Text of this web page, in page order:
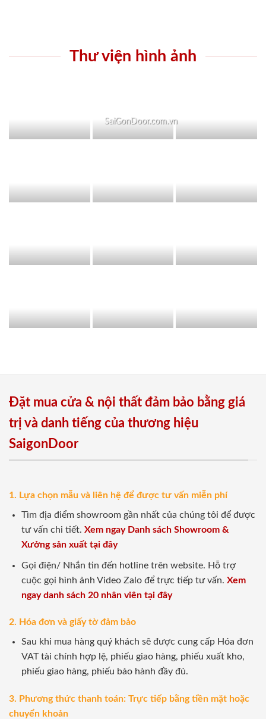
Thư viện hình ảnh
SaiGonDoor.com.vn
Đặt mua cửa & nội thất đảm bảo bằng giá
trị và danh tiếng của thương hiệu
SaigonDoor
1. Lựa chọn mẫu và liên hệ để được tư vấn miễn phí
Tìm địa điểm showroom gần nhất của chúng tôi để được
tư vấn chi tiết. Xem ngay Danh sách Showroom &
Xưởng sản xuất tại đây
Gọi điện/ Nhắn tin đến hotline trên website. Hỗ trợ
cuộc gọi hình ảnh Video Zalo để trực tiếp tư vấn. Xem
ngay danh sách 20 nhân viên tại đây
2. Hóa đơn và giấy tờ đảm bảo
Sau khi mua hàng quý khách sẽ được cung cấp Hóa đơn
VAT tài chính hợp lệ, phiếu giao hàng, phiếu xuất kho,
phiếu giao hàng, phiếu bảo hành đầy đủ.
3. Phương thức thanh toán: Trực tiếp bằng tiền mặt hoặc
chuyển khoản